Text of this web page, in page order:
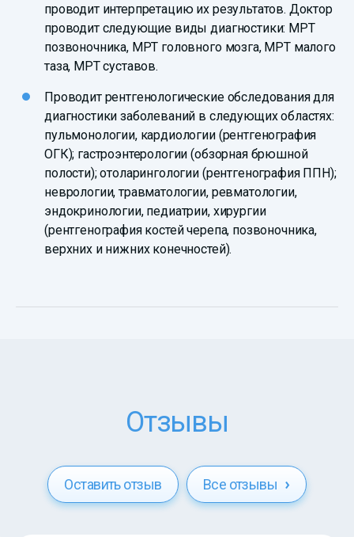
проводит интерпретацию их результатов. Доктор
проводит следующие виды диагностики: МРТ
позвоночника, МРТ головного мозга, МРТ малого
таза, МРТ суставов.
Проводит рентгенологические обследования для
диагностики заболеваний в следующих областях:
пульмонологии, кардиологии (рентгенография
ОГК); гастроэнтерологии (обзорная брюшной
полости); отоларингологии (рентгенография ППН);
неврологии, травматологии, ревматологии,
эндокринологии, педиатрии, хирургии
(рентгенография костей черепа, позвоночника,
верхних и нижних конечностей).
Отзывы
Оставить отзыв Все отзывы